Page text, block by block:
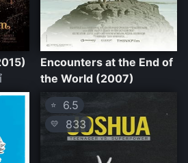
Encounters at the End of
the World (2007)
⭐ 6.5
💛 833